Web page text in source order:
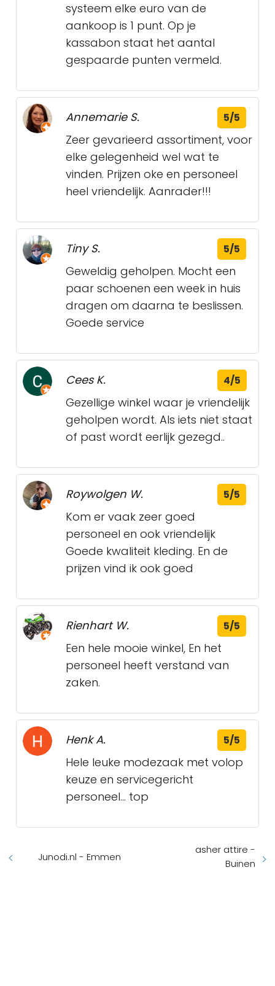
systeem elke euro van de
aankoop is 1 punt. Op je
kassabon staat het aantal
gespaarde punten vermeld.
Annemarie S. 5/5
Zeer gevarieerd assortiment, voor
elke gelegenheid wel wat te
vinden. Prijzen oke en personeel
heel vriendelijk. Aanrader!!!
Tiny S. 5/5
Geweldig geholpen. Mocht een
paar schoenen een week in huis
dragen om daarna te beslissen.
Goede service
Cees K. 4/5
Gezellige winkel waar je vriendelijk
geholpen wordt. Als iets niet staat
of past wordt eerlijk gezegd..
Roywolgen W. 5/5
Kom er vaak zeer goed
personeel en ook vriendelijk
Goede kwaliteit kleding. En de
prijzen vind ik ook goed
Rienhart W. 5/5
Een hele mooie winkel, En het
personeel heeft verstand van
zaken.
Henk A. 5/5
Hele leuke modezaak met volop
keuze en servicegericht
personeel... top
Junodi.nl - Emmen
asher attire -
Buinen